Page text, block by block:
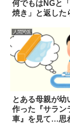
何でもはNGと
焼き」と返した
人間関係
とある母親が幼
作った『サラン
車』を見て…思